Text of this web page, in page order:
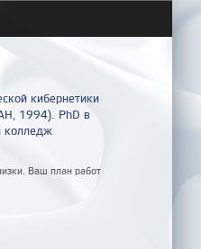
кибернетики
1994). PhD в
колледж
Ваш план работ